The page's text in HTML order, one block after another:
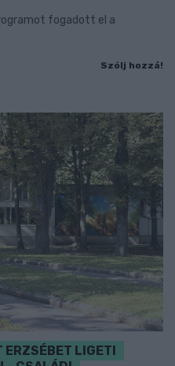
fogadott el a
Szólj hozzá!
LIGETI